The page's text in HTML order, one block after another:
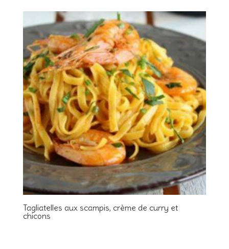
Tagliatelles aux scampis, crème de curry et
chicons